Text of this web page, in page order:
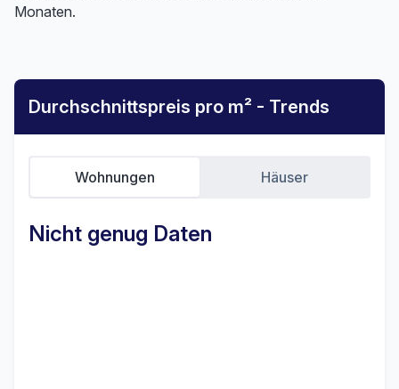
Monaten.
Durchschnittspreis pro m² - Trends
Nicht genug Daten
Wohnungen Häuser